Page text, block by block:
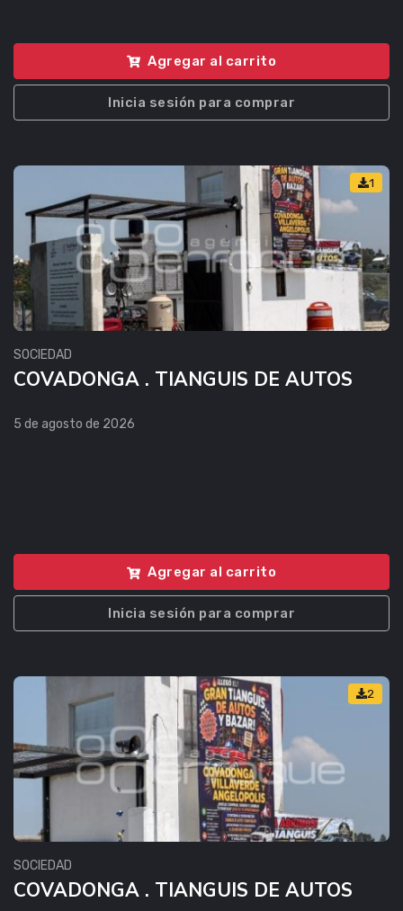
Agregar al carrito
Inicia sesión para comprar
1
SOCIEDAD
COVADONGA . TIANGUIS DE AUTOS
5 de agosto de 2026
Agregar al carrito
Inicia sesión para comprar
2
SOCIEDAD
COVADONGA . TIANGUIS DE AUTOS